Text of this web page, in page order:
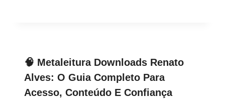
🧠 Metaleitura Downloads Renato
Alves: O Guia Completo Para
Acesso, Conteúdo E Confiança